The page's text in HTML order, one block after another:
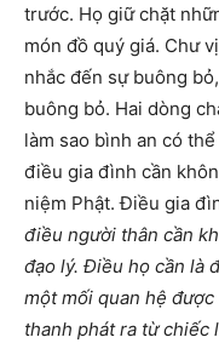
trước. Họ giữ chặt
món đồ quý giá. Chư
nhắc đến sự buông
buông bỏ. Hai dòng
làm sao bình an có
điều gia đình cần
niệm Phật. Điều gia
điều người thân cần
đạo lý. Điều họ cần là
một mối quan hệ
thanh phát ra từ chiếc